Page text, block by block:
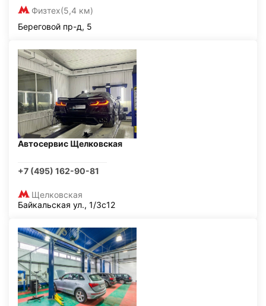
Физтех(5,4 км)
Береговой пр-д, 5
Автосервис Щелковская
+7 (495) 162-90-81
Щелковская
Байкальская ул., 1/3с12